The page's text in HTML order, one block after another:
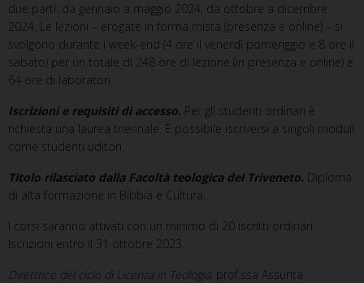
due parti: da gennaio a maggio 2024; da ottobre a dicembre
2024. Le lezioni – erogate in forma mista (presenza e online) – si
svolgono durante i week-end (4 ore il venerdì pomeriggio e 8 ore il
sabato) per un totale di 248 ore di lezione (in presenza e online) e
64 ore di laboratori.
Iscrizioni e requisiti di accesso. Per gli studenti ordinari è
richiesta una laurea triennale. È possibile iscriversi a singoli moduli
come studenti uditori.
Titolo rilasciato dalla Facoltà teologica del Triveneto. Diploma
di alta formazione in Bibbia e Cultura.
I corsi saranno attivati con un minimo di 20 iscritti ordinari.
Iscrizioni entro il 31 ottobre 2023.
Direttrice del ciclo di Licenza in Teologia: prof.ssa Assunta